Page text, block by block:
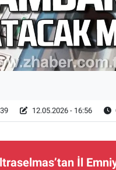
12.05.2026 - 16:56
İl